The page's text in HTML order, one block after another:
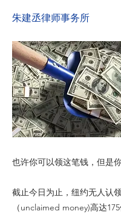
朱建丞律师事务所
也许你可以领这笔钱，但是
截止今日为止，纽约无人认
（unclaimed money)高达